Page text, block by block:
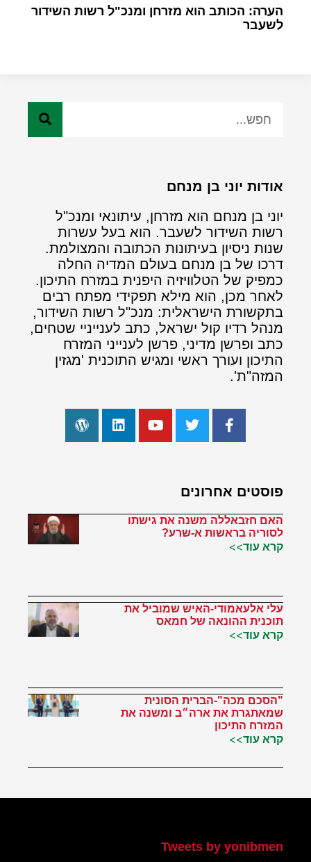
הערה: הכותב הוא מזרחן ומנכ"ל רשות השידור
לשעבר
אודות יוני בן מנחם
יוני בן מנחם הוא מזרחן, עיתונאי ומנכ"ל
רשות השידור לשעבר. הוא בעל עשרות
שנות ניסיון בעיתונות הכתובה והמצולמת.
דרכו של בן מנחם בעולם המדיה החלה
כמפיק של הטלוויזיה היפנית במזרח התיכון.
לאחר מכן, הוא מילא תפקידי מפתח רבים
בתקשורת הישראלית: מנכ"ל רשות השידור,
מנהל רדיו קול ישראל, כתב לענייניי שטחים,
כתב ופרשן מדיני, פרשן לענייני המזרח
התיכון ועורך ראשי ומגיש התוכנית 'מגזין
המזה"ת'.
פוסטים אחרונים
האם חזבאללה משנה את גישתו
לסוריה בראשות א-שרע?
קרא עוד>>
עלי אלעאמודי-האיש שמוביל את
תוכנית ההונאה של חמאס
קרא עוד>>
"הסכם מכה"-הברית הסונית
שמאתגרת את ארה״ב ומשנה את
המזרח התיכון
קרא עוד>>
Tweets by yonibmen